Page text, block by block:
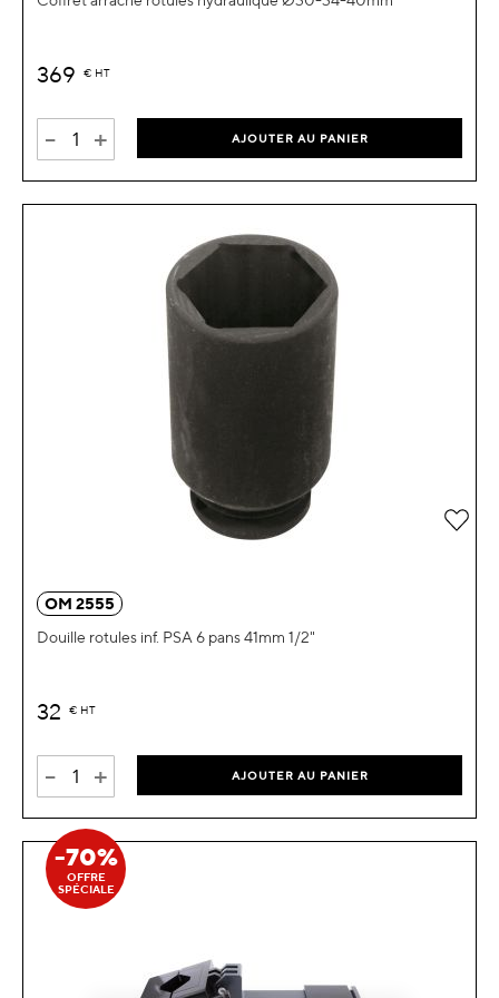
369 € HT
- + AJOUTER AU PANIER
OM 2555
Douille rotules inf. PSA 6 pans 41mm 1/2"
32 € HT
- + AJOUTER AU PANIER
-70%
OFFRE
SPÉCIALE